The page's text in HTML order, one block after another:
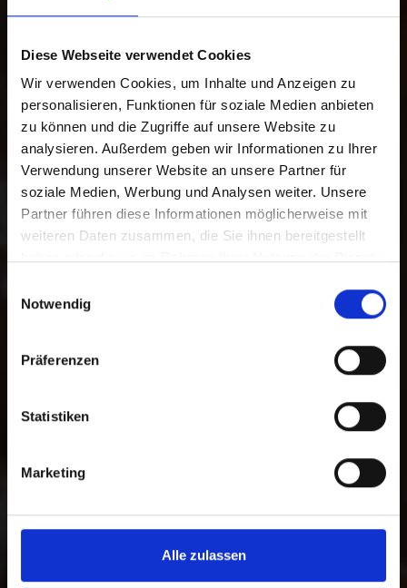
Diese Webseite verwendet Cookies
Wir verwenden Cookies, um Inhalte und Anzeigen zu
personalisieren, Funktionen für soziale Medien anbieten
zu können und die Zugriffe auf unsere Website zu
analysieren. Außerdem geben wir Informationen zu Ihrer
Verwendung unserer Website an unsere Partner für
soziale Medien, Werbung und Analysen weiter. Unsere
Partner führen diese Informationen möglicherweise mit
weiteren Daten zusammen, die Sie ihnen bereitgestellt
Notwendig
Präferenzen
Statistiken
Marketing
Alle zulassen
Danke für Ihre
Unterstützung.
Mit Ihrer Online-Spende unterstützen
Sie Menschen in Not. Sie haben die
und einer zweckgebundenen Spende